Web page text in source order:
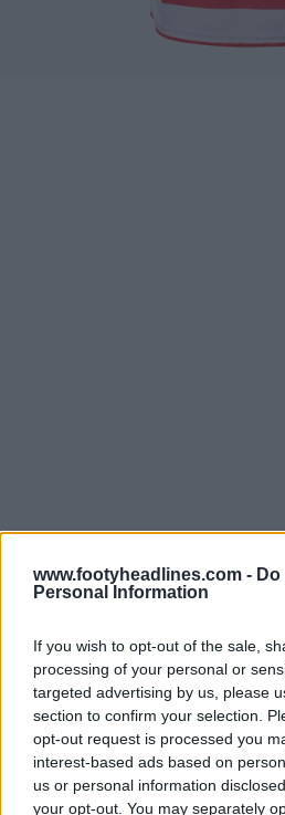
www.footyheadlines.com -
Personal Information
If you wish to opt-out of the sale,
processing of your personal or
targeted advertising by us, please
section to confirm your selection.
opt-out request is processed you
interest-based ads based on
us or personal information
your opt-out. You may separately
A camisa de casa Adidas
design com listras horizontais
alternadas.